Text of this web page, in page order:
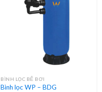
BÌNH LỌC BỂ BƠI
Bình lọc WP – BDG